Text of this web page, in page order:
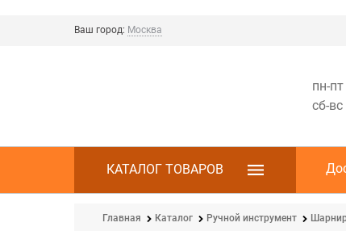
Ваш город: Москва
пн-
сб-
КАТАЛОГ ТОВАРОВ
Главная Каталог Ручной инструмент